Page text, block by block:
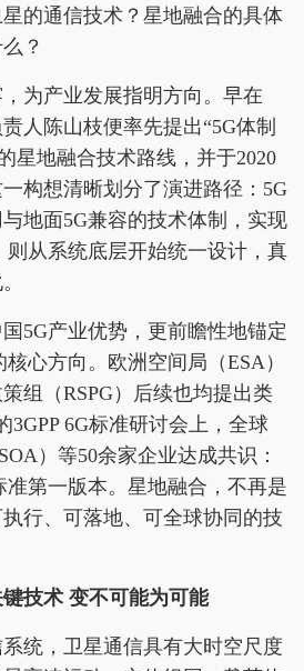
的通信技术？星地融合的具体
？
为产业发展指明方向。早在
人陈山枝便率先提出“5G体制
星地融合技术路线，并于2020
构想清晰划分了演进路径：5G
地面5G兼容的技术体制，实现
则从系统底层开始统一设计，真
5G产业优势，更前瞻性地锚定
心方向。欧洲空间局（ESA）
组（RSPG）后续也均提出类
3GPP 6G标准研讨会上，全球
）等50余家企业达成共识：
准第一版本。星地融合，不再是
行、可落地、可全球协同的技
技术 变不可能为可能
统，卫星通信具有大时空尺度